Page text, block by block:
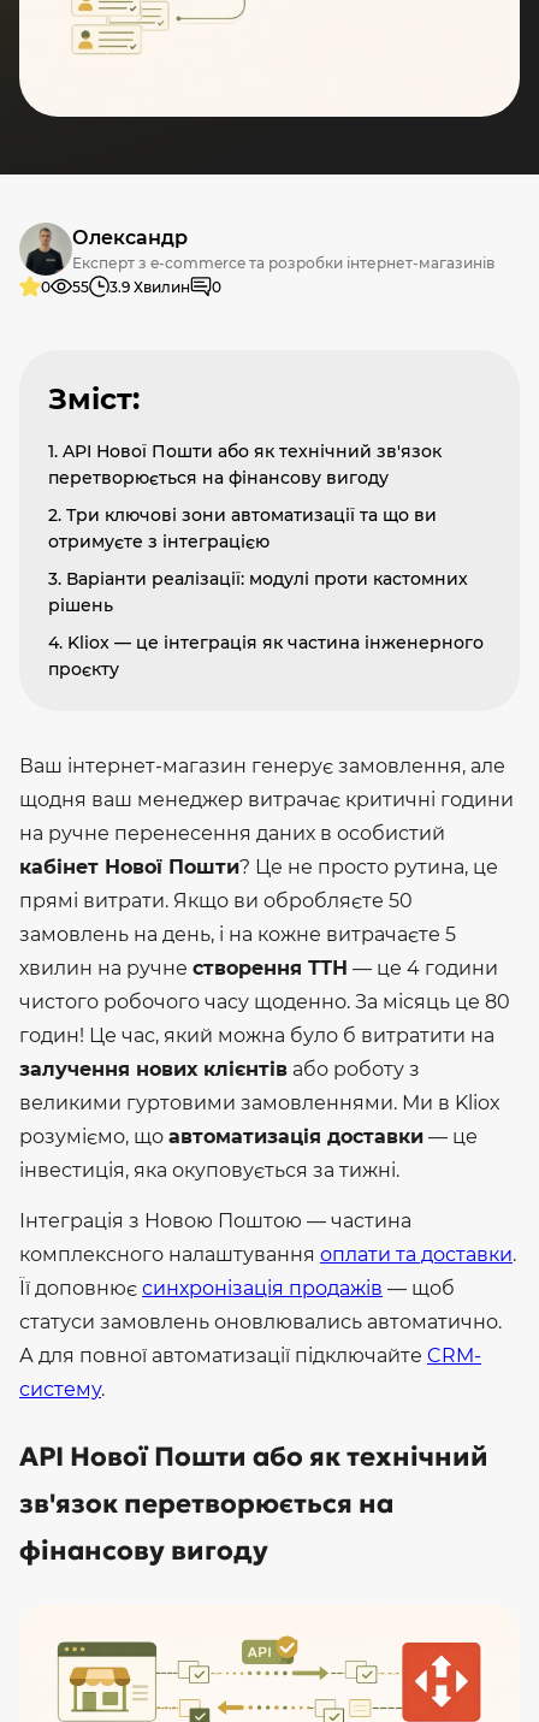
Олександр
Експерт з e-commerce та розробки інтернет-магазинів
0
55 3.9 Хвилин 0
Зміст:
1. API Нової Пошти або як технічний зв'язок
перетворюється на фінансову вигоду
2. Три ключові зони автоматизації та що ви
отримуєте з інтеграцією
3. Варіанти реалізації: модулі проти кастомних
рішень
4. Kliox — це інтеграція як частина інженерного
проєкту
Ваш інтернет-магазин генерує замовлення, але
щодня ваш менеджер витрачає критичні години
на ручне перенесення даних в особистий
кабінет Нової Пошти? Це не просто рутина, це
прямі витрати. Якщо ви обробляєте 50
замовлень на день, і на кожне витрачаєте 5
хвилин на ручне створення ТТН — це 4 години
чистого робочого часу щоденно. За місяць це 80
годин! Це час, який можна було б витратити на
залучення нових клієнтів або роботу з
великими гуртовими замовленнями. Ми в Kliox
розуміємо, що автоматизація доставки — це
інвестиція, яка окуповується за тижні.
Інтеграція з Новою Поштою — частина
комплексного налаштування оплати та доставки.
Її доповнює синхронізація продажів — щоб
статуси замовлень оновлювались автоматично.
А для повної автоматизації підключайте CRM-
систему.
API Нової Пошти або як технічний
зв'язок перетворюється на
фінансову вигоду